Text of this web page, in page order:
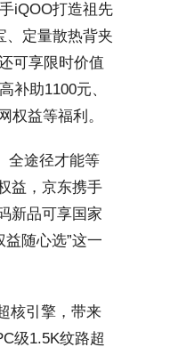
iQOO打造祖先
、定量散热背夹
可享限时价值
补助1100元、
权益等福利。
全途径才能等
益，京东携手
新品可享国家
随心选”这一
核引擎，带来
级1.5K纹路超